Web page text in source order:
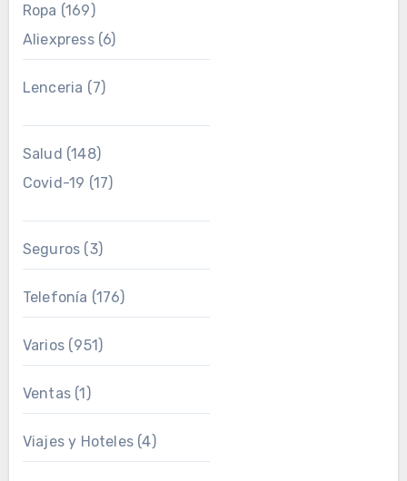
Ropa (169)
Aliexpress(6)
Lenceria (7)
Salud (148)
Covid-19 (17)
Seguros (3)
Telefonía (176)
Varios(951)
Ventas(1)
Viajes y Hoteles(4)